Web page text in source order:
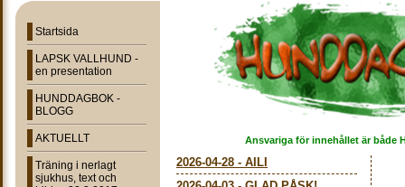
Startsida
LAPSK VALLHUND -
en presentation
HUNDDAGBOK -
BLOGG
AKTUELLT
Träning i nerlagt
sjukhus, text och
Ansvariga för innehållet är både
2026-04-28 - AILI